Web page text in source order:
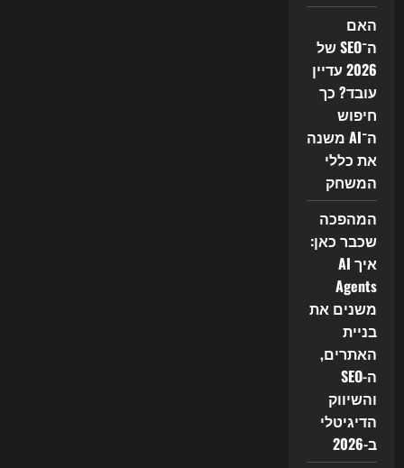
האם
ה־SEO של
2026 עדיין
עובד? כך
חיפוש
ה־AI משנה
את כללי
המשחק
המהפכה
שכבר כאן:
איך AI
Agents
משנים את
בניית
האתרים,
ה-SEO
והשיווק
הדיגיטלי
ב-2026